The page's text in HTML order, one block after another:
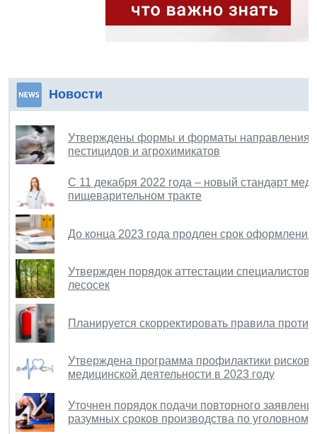
Новости
Утверждены формы и форматы направления
пестицидов и агрохимикатов
С 11 декабря 2022 года – новый стандарт
пищеварительном тракте
До конца 2023 года продлен срок
Утвержден порядок аттестации специалистов
лесосек
Планируется скорректировать правила
Утверждена программа профилактики рисков
медицинской деятельности в 2023 году
Уточнен порядок подачи повторного
разумных сроков производства по уголовному